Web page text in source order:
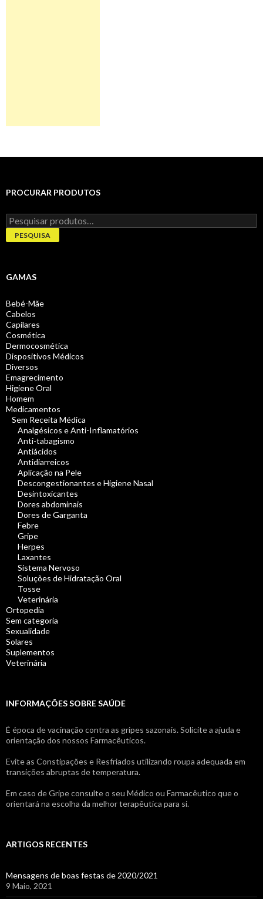
PROCURAR PRODUTOS
Pesquisar
por:
PESQUISA
GAMAS
Bebé-Mãe
Cabelos
Capilares
Cosmética
Dermocosmética
Dispositivos Médicos
Diversos
Emagrecimento
Higiene Oral
Homem
Medicamentos
Sem Receita Médica
Analgésicos e Anti-Inflamatórios
Anti-tabagismo
Antiácidos
Antidiarreicos
Aplicação na Pele
Descongestionantes e Higiene Nasal
Desintoxicantes
Dores abdominais
Dores de Garganta
Febre
Gripe
Herpes
Laxantes
Sistema Nervoso
Soluções de Hidratação Oral
Tosse
Veterinária
Ortopedia
Sem categoria
Sexualidade
Solares
Suplementos
Veterinária
INFORMAÇÕES SOBRE SAÚDE
É época de vacinação contra as gripes sazonais. Solicite a ajuda e
orientação dos nossos Farmacêuticos.
Evite as Constipações e Resfriados utilizando roupa adequada em
transições abruptas de temperatura.
Em caso de Gripe consulte o seu Médico ou Farmacêutico que o
orientará na escolha da melhor terapêutica para si.
ARTIGOS RECENTES
Mensagens de boas festas de 2020/2021
9 Maio, 2021